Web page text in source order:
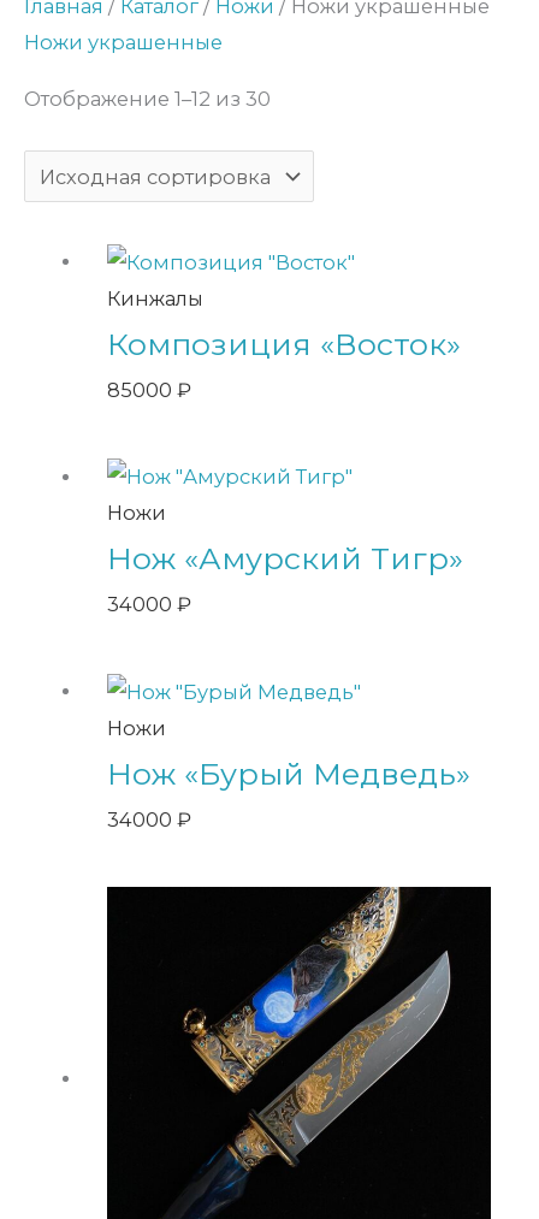
Главная / Каталог / Ножи / Ножи украшенные
Ножи украшенные
Отображение 1–12 из 30
Кинжалы
Композиция «Восток»
85000₽
Ножи
Нож «Амурский Тигр»
34000₽
Ножи
Нож «Бурый Медведь»
34000₽